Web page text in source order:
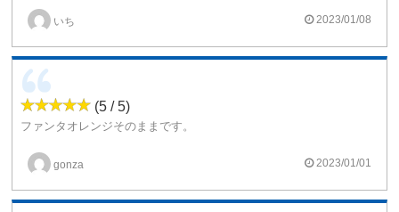
いち 2023/01/08
(5 / 5)
ファンタオレンジそのままです。
gonza 2023/01/01